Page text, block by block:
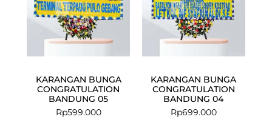
KARANGAN BUNGA
CONGRATULATION
BANDUNG 05
Rp599.000
KARANGAN BUNGA
CONGRATULATION
BANDUNG 04
Rp699.000